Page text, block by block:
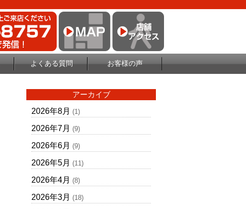
よくある質問 お客様の声
アーカイブ
2026年8月 (1)
2026年7月 (9)
2026年6月 (9)
2026年5月 (11)
2026年4月 (8)
2026年3月 (18)